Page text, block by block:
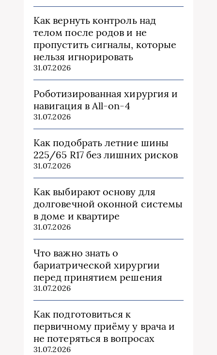
Как вернуть контроль над
телом после родов и не
пропустить сигналы, которые
нельзя игнорировать
31.07.2026
Роботизированная хирургия и
навигация в All-on-4
31.07.2026
Как подобрать летние шины
225/65 R17 без лишних рисков
31.07.2026
Как выбирают основу для
долговечной оконной системы
в доме и квартире
31.07.2026
Что важно знать о
бариатрической хирургии
перед принятием решения
31.07.2026
Как подготовиться к
первичному приёму у врача и
не потеряться в вопросах
31.07.2026